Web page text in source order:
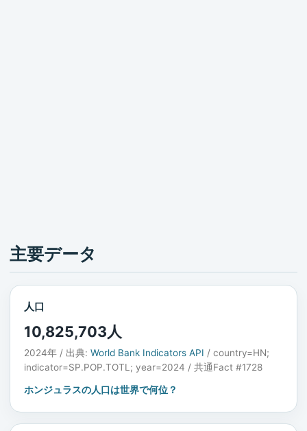
主要データ
人口
10,825,703人
2024年 / 出典: World Bank Indicators API / country=HN;
indicator=SP.POP.TOTL; year=2024 / 共通Fact #1728
ホンジュラスの人口は世界で何位？